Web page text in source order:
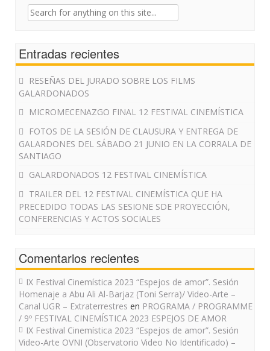
Search
Entradas recientes
RESEÑAS DEL JURADO SOBRE LOS FILMS
GALARDONADOS
MICROMECENAZGO FINAL 12 FESTIVAL CINEMÍSTICA
FOTOS DE LA SESIÓN DE CLAUSURA Y ENTREGA DE
GALARDONES DEL SÁBADO 21 JUNIO EN LA CORRALA DE
SANTIAGO
GALARDONADOS 12 FESTIVAL CINEMÍSTICA
TRAILER DEL 12 FESTIVAL CINEMÍSTICA QUE HA
PRECEDIDO TODAS LAS SESIONE SDE PROYECCIÓN,
CONFERENCIAS Y ACTOS SOCIALES
Comentarios recientes
IX Festival Cinemística 2023 “Espejos de amor”. Sesión
Homenaje a Abu Ali Al-Barjaz (Toni Serra)/ Video-Arte –
Canal UGR – Extraterrestres en PROGRAMA / PROGRAMME
/ 9º FESTIVAL CINEMÍSTICA 2023 ESPEJOS DE AMOR
IX Festival Cinemística 2023 “Espejos de amor”. Sesión
Video-Arte OVNI (Observatorio Video No Identificado) –